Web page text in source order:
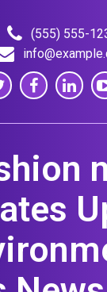
(555) 555-